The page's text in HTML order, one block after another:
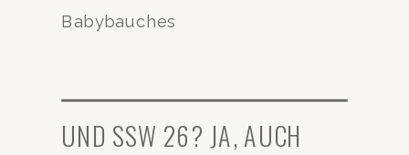
UND SSW 26? JA, AUCH